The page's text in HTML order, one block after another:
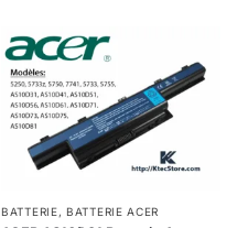
BATTERIE,BATTERIE ACER